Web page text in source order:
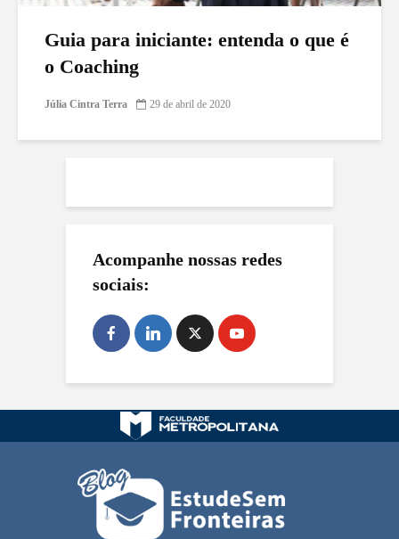
Guia para iniciante: entenda o que é
o Coaching
Júlia Cintra Terra 29 de abril de 2020
Acompanhe nossas redes
sociais: